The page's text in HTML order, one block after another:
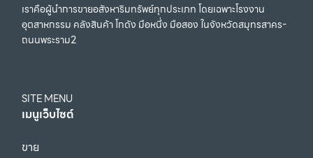
เราคือผู้นำการขายอสังหาริมทรัพย์ทุกประเภท โดยเฉพาะโรงงาน
อุตสาหกรรม คลังสินค้า โกดัง มือหนึ่ง มือสอง ในจังหวัดสมุทรสาคร-
ถนนพระราม2
SITE MENU
เมนูเว็บไซต์
ขาย